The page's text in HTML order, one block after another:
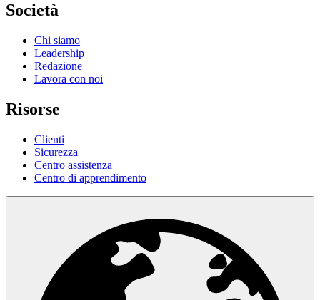
Società
Chi siamo
Leadership
Redazione
Lavora con noi
Risorse
Clienti
Sicurezza
Centro assistenza
Centro di apprendimento